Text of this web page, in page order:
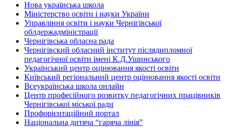
Нова українська школа
Міністерство освіти і науки України
Управління освіти і науки Чернігівської
облдержадміністрації
Чернігівська обласна рада
Чернігівский обласний інститут післядипломної
педагогічної освіти імені К.Д.Ушинського
Український центр оцінювання якості освіти
Київський регіональний центр оцінювання якості освіти
Всеукраїнська школа онлайн
Центр професійного розвитку педагогічних працівників
Чернігівської міської ради
Профорієнтаційний портал
Національна дитяча “гаряча лінія”